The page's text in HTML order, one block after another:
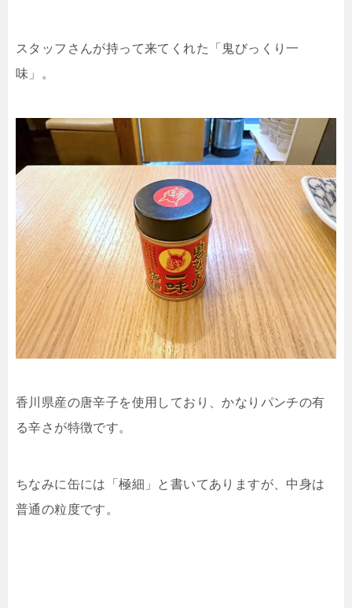
スタッフさんが持って来てくれた「鬼びっくり一
味」。
香川県産の唐辛子を使用しており、かなりパンチの有
る辛さが特徴です。
ちなみに缶には「極細」と書いてありますが、中身は
普通の粒度です。